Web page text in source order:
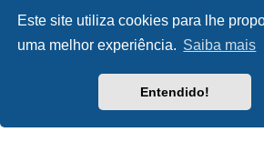
Este site utiliza cookies para lhe
uma melhor experiência. Saiba mais
Entendido!
Traduzido por: phpBB
Privacidade
Termos